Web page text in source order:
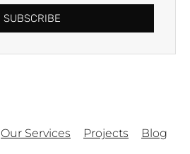
SUBSCRIBE
Our Services Projects Blog